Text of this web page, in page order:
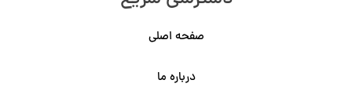
صفحه اصلی
درباره ما